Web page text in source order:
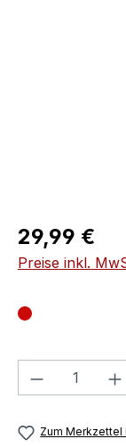
Bildergalerie
Regulärer Preis:
29,99 €
Preise inkl.
Produkt
Zum Merkzettel